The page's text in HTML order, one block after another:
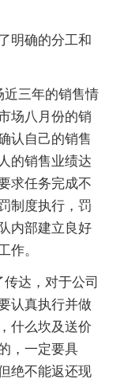
明确的分工和
近三年的销售情
场八月份的销
认自己的销售
的销售业绩达
求任务完成不
制度执行，罚
内部建立良好
作。
达，对于公司
认真执行并做
什么坎及送价
，一定要具
绝不能返还现